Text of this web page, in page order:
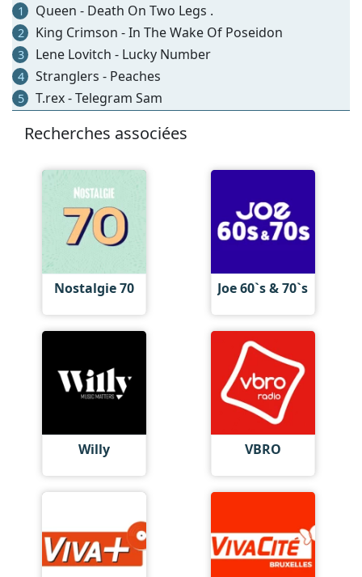
1 Queen - Death On Two Legs .
2 King Crimson - In The Wake Of Poseidon
3 Lene Lovitch - Lucky Number
4 Stranglers - Peaches
5 T.rex - Telegram Sam
Recherches associées
Nostalgie 70 Joe 60`s & 70`s
Willy VBRO